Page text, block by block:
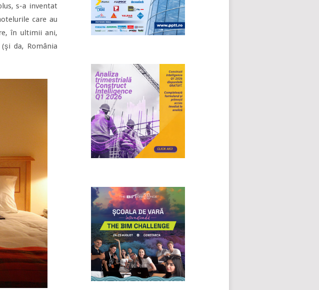
s-a inventat
care au
în ultimii ani,
da, România